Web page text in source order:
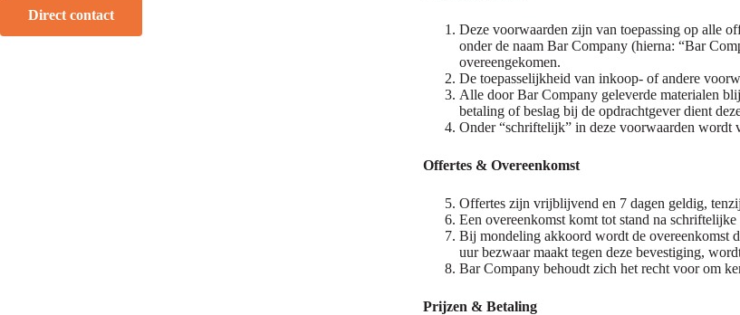
Direct contact
Deze voorwaarden zijn van toepassing op alle
onder de naam Bar Company (hierna: “Bar
overeengekomen.
De toepasselijkheid van inkoop- of andere
Alle door Bar Company geleverde materialen
betaling of beslag bij de opdrachtgever dient
Onder “schriftelijk” in deze voorwaarden wordt
Offertes & Overeenkomst
Offertes zijn vrijblijvend en 7 dagen geldig,
Een overeenkomst komt tot stand na
Bij mondeling akkoord wordt de overeenkomst
uur bezwaar maakt tegen deze bevestiging,
Bar Company behoudt zich het recht voor om
Prijzen & Betaling